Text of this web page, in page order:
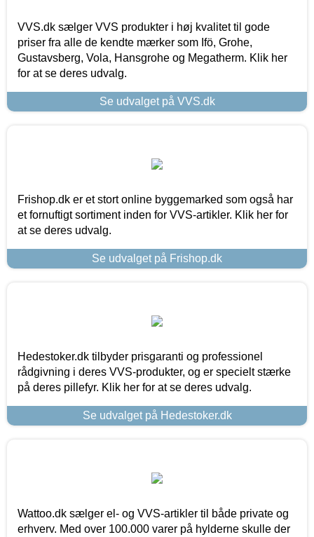
VVS.dk sælger VVS produkter i høj kvalitet til gode
priser fra alle de kendte mærker som Ifö, Grohe,
Gustavsberg, Vola, Hansgrohe og Megatherm. Klik her
for at se deres udvalg.
Se udvalget på VVS.dk
Frishop.dk er et stort online byggemarked som også har
et fornuftigt sortiment inden for VVS-artikler. Klik her for
at se deres udvalg.
Se udvalget på Frishop.dk
Hedestoker.dk tilbyder prisgaranti og professionel
rådgivning i deres VVS-produkter, og er specielt stærke
på deres pillefyr. Klik her for at se deres udvalg.
Se udvalget på Hedestoker.dk
Wattoo.dk sælger el- og VVS-artikler til både private og
erhverv. Med over 100.000 varer på hylderne skulle der